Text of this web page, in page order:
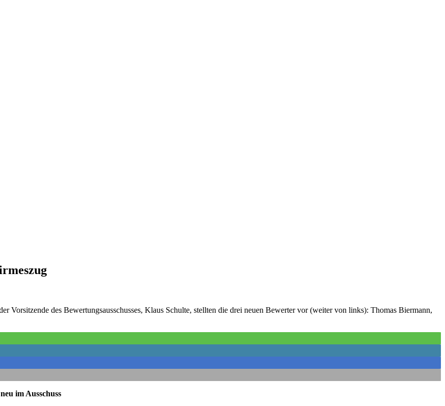
Vorsitzende des Bewertungsausschusses, Klaus Schulte, stellten die drei neuen Bewerter vor (weiter von links): Thomas Biermann,
im Ausschuss